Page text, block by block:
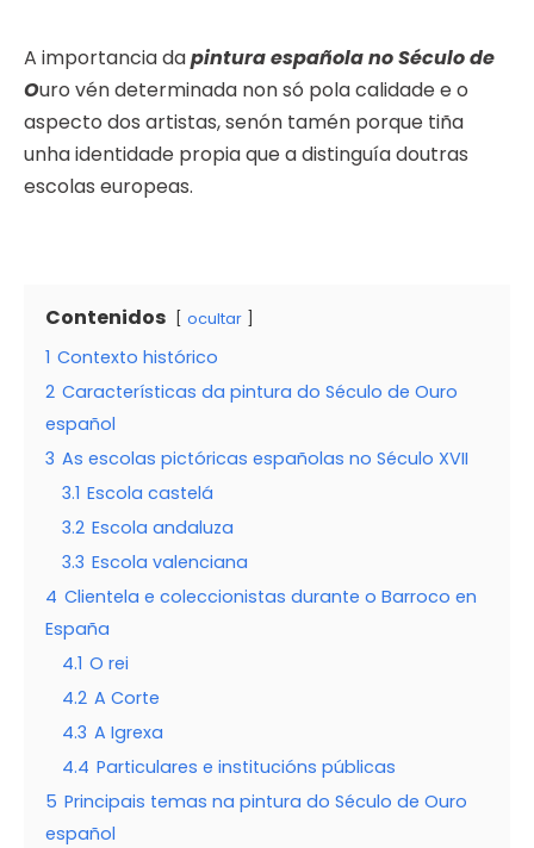
A importancia dapintura española no Século de
Ouro vén determinada non só pola calidade e o
aspecto dos artistas, senón tamén porque tiña
unha identidade propia que a distinguía doutras
escolas europeas.
Contenidos ocultar
1 Contexto histórico
2 Características da pintura do Século de Ouro
español
3 As escolas pictóricas españolas no Século XVII
3.1 Escola castelá
3.2 Escola andaluza
3.3 Escola valenciana
4 Clientela e coleccionistas durante o Barroco en
España
4.1 O rei
4.2 A Corte
4.3 A Igrexa
4.4 Particulares e institucións públicas
5 Principais temas na pintura do Século de Ouro
español